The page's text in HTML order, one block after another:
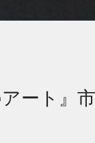
アート』